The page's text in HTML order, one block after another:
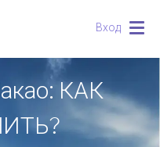
Вход
КАК